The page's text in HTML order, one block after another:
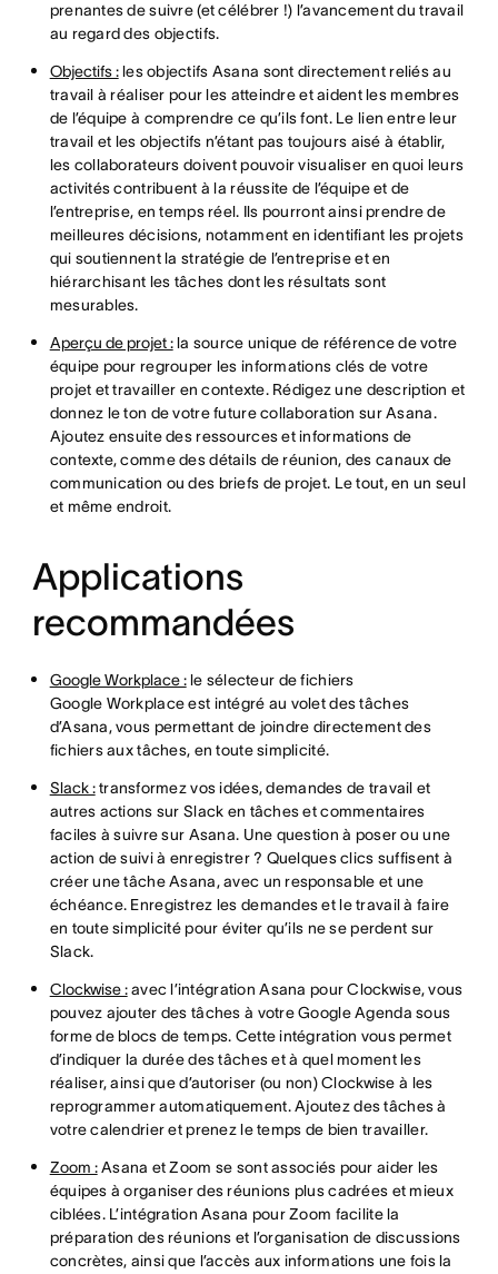
prenantes de suivre (et célébrer !) l’avancement du travail
au regard des objectifs.
Objectifs :les objectifs Asana sont directement reliés au
travail à réaliser pour les atteindre et aident les membres
de l’équipe à comprendre ce qu’ils font. Le lien entre leur
travail et les objectifs n’étant pas toujours aisé à établir,
les collaborateurs doivent pouvoir visualiser en quoi leurs
activités contribuent à la réussite de l’équipe et de
l’entreprise, en temps réel. Ils pourront ainsi prendre de
meilleures décisions, notamment en identifiant les projets
qui soutiennent la stratégie de l’entreprise et en
hiérarchisant les tâches dont les résultats sont
mesurables.
Aperçu de projet :la source unique de référence de votre
équipe pour regrouper les informations clés de votre
projet et travailler en contexte. Rédigez une description et
donnez le ton de votre future collaboration sur Asana.
Ajoutez ensuite des ressources et informations de
contexte, comme des détails de réunion, des canaux de
communication ou des briefs de projet. Le tout, en un seul
et même endroit.
Applications
recommandées
Google Workplace :le sélecteur de fichiers
Google Workplace est intégré au volet des tâches
d’Asana, vous permettant de joindre directement des
fichiers aux tâches, en toute simplicité.
Slack :transformez vos idées, demandes de travail et
autres actions sur Slack en tâches et commentaires
faciles à suivre sur Asana. Une question à poser ou une
action de suivi à enregistrer ? Quelques clics suffisent à
créer une tâche Asana, avec un responsable et une
échéance. Enregistrez les demandes et le travail à faire
en toute simplicité pour éviter qu’ils ne se perdent sur
Slack.
Clockwise :avec l’intégration Asana pour Clockwise, vous
pouvez ajouter des tâches à votre Google Agenda sous
forme de blocs de temps. Cette intégration vous permet
d’indiquer la durée des tâches et à quel moment les
réaliser, ainsi que d’autoriser (ou non) Clockwise à les
reprogrammer automatiquement. Ajoutez des tâches à
votre calendrier et prenez le temps de bien travailler.
Zoom :Asana et Zoom se sont associés pour aider les
équipes à organiser des réunions plus cadrées et mieux
ciblées. L’intégration Asana pour Zoom facilite la
préparation des réunions et l’organisation de discussions
concrètes, ainsi que l’accès aux informations une fois la